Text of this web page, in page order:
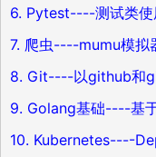
6. Pytest----测试类
7. 爬虫----mumu模拟
8. Git----以github和
9. Golang基础----基
10. Kubernetes----